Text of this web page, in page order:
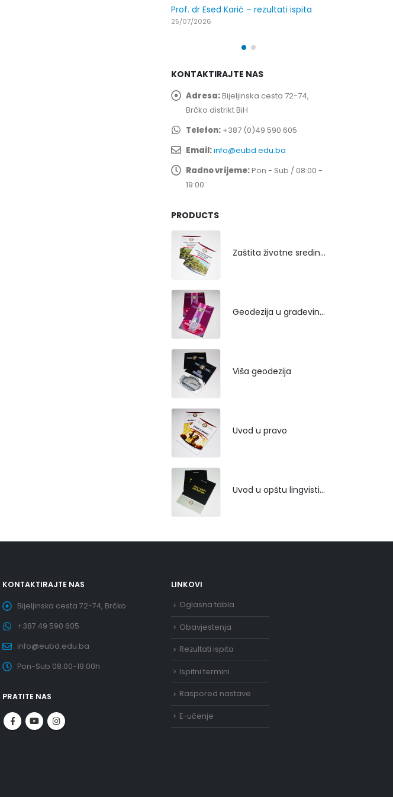
KONTAKTIRAJTE NAS
Adresa:Bijeljinska cesta 72-74,
Brčko distrikt BiH
Telefon: +387 (0)49 590 605
Email:info@eubd.edu.ba
Radno vrijeme:Pon - Sub / 08:00 -
19:00
PRODUCTS
Zaštita životne sredine rekultivacijom odlagališta
Geodezija u građevinarstvu
Viša geodezija
Uvod u pravo
Uvod u opštu lingvistiku
KONTAKTIRAJTE NAS
Bijeljinska cesta 72-74, Brčko
+387 49 590 605
info@eubd.edu.ba
Pon-Sub 08.00-19.00h
PRATITE NAS
LINKOVI
Oglasna tabla
Obavjestenja
Rezultati ispita
Ispitni termini
Raspored nastave
E-učenje